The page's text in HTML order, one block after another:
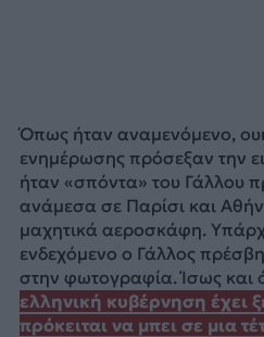
Όπως ήταν αναμενόμενο,
ενημέρωσης πρόσεξαν την
ήταν «σπόντα» του Γάλλου
ανάμεσα σε Παρίσι και
μαχητικά αεροσκάφη.
ενδεχόμενο ο Γάλλος
στην φωτογραφία. Ίσως και
ελληνική κυβέρνηση έχει
πρόκειται να μπει σε μια